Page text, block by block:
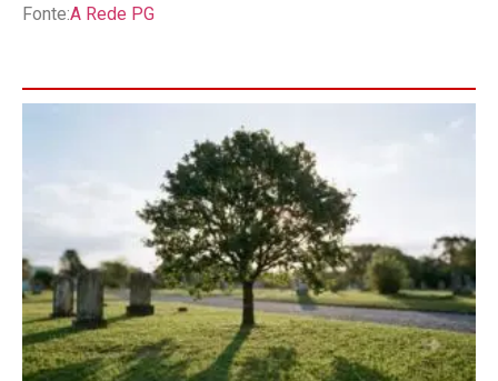
Fonte:A Rede PG